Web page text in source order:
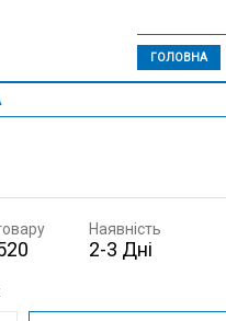
ГОЛОВНА
Наявність
2-3 Дні